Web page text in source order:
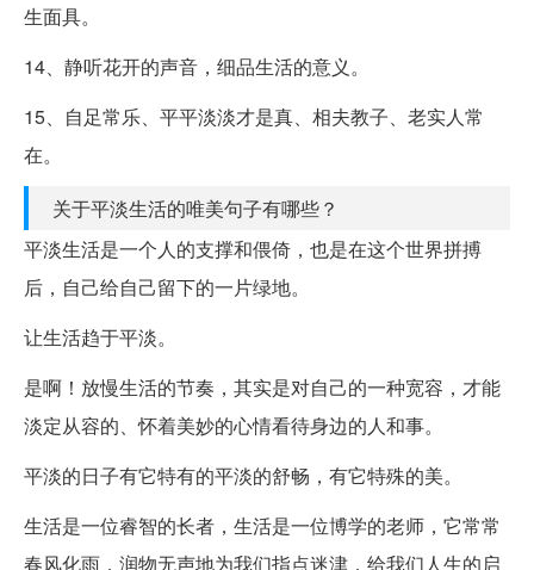
生面具。
14、静听花开的声音，细品生活的意义。
15、自足常乐、平平淡淡才是真、相夫教子、老实人常
在。
关于平淡生活的唯美句子有哪些？
平淡生活是一个人的支撑和偎倚，也是在这个世界拼搏
后，自己给自己留下的一片绿地。
让生活趋于平淡。
是啊！放慢生活的节奏，其实是对自己的一种宽容，才能
淡定从容的、怀着美妙的心情看待身边的人和事。
平淡的日子有它特有的平淡的舒畅，有它特殊的美。
生活是一位睿智的长者，生活是一位博学的老师，它常常
春风化雨，润物无声地为我们指点迷津，给我们人生的启